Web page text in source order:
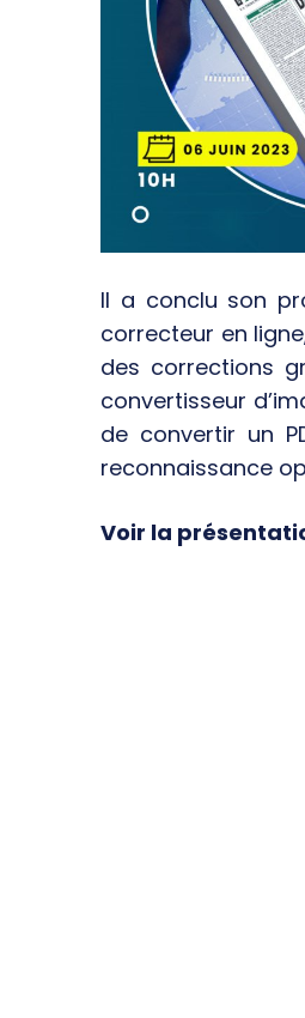
Il a conclu son
correcteur en
des corrections
convertisseur
de convertir un
reconnaissance
Voir la